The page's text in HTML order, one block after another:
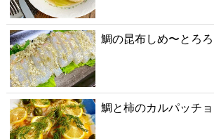
鯛の昆布しめ〜とろ
鯛と柿のカルパッチョ